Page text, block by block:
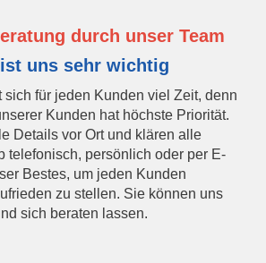
durch unser Team
uns sehr wichtig
sich für jeden Kunden viel Zeit, denn
Kunden hat höchste Priorität.
Details vor Ort und klären alle
telefonisch, persönlich oder per E-
Bestes, um jeden Kunden
zu stellen. Sie können uns
sich beraten lassen.